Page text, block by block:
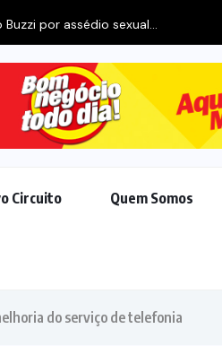
por assédio sexual...
Circuito Quem Somos
do serviço de telefonia